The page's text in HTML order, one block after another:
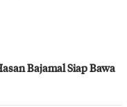
Bajamal Siap Bawa